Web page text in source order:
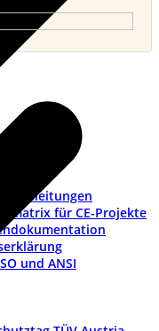
für CE-Projekte
und ANSI